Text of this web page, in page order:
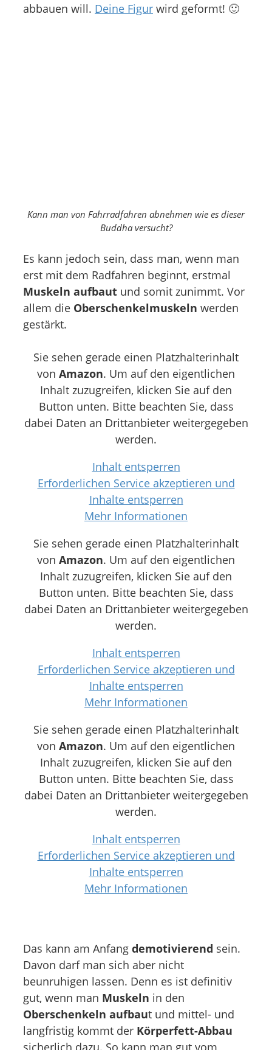
abbauen will. Deine Figur wird geformt! 🙂
Kann man von Fahrradfahren abnehmen wie es dieser
Buddha versucht?
Es kann jedoch sein, dass man, wenn man
erst mit dem Radfahren beginnt, erstmal
Muskeln aufbaut und somit zunimmt. Vor
allem die Oberschenkelmuskeln werden
gestärkt.
Sie sehen gerade einen Platzhalterinhalt
von Amazon. Um auf den eigentlichen
Inhalt zuzugreifen, klicken Sie auf den
Button unten. Bitte beachten Sie, dass
dabei Daten an Drittanbieter weitergegeben
werden.
Inhalt entsperren
Erforderlichen Service akzeptieren und
Inhalte entsperren
Mehr Informationen
Sie sehen gerade einen Platzhalterinhalt
von Amazon. Um auf den eigentlichen
Inhalt zuzugreifen, klicken Sie auf den
Button unten. Bitte beachten Sie, dass
dabei Daten an Drittanbieter weitergegeben
werden.
Inhalt entsperren
Erforderlichen Service akzeptieren und
Inhalte entsperren
Mehr Informationen
Sie sehen gerade einen Platzhalterinhalt
von Amazon. Um auf den eigentlichen
Inhalt zuzugreifen, klicken Sie auf den
Button unten. Bitte beachten Sie, dass
dabei Daten an Drittanbieter weitergegeben
werden.
Inhalt entsperren
Erforderlichen Service akzeptieren und
Inhalte entsperren
Mehr Informationen
Das kann am Anfang demotivierend sein.
Davon darf man sich aber nicht
beunruhigen lassen. Denn es ist definitiv
gut, wenn man Muskeln in den
Oberschenkeln aufbaut und mittel- und
langfristig kommt der Körperfett-Abbau